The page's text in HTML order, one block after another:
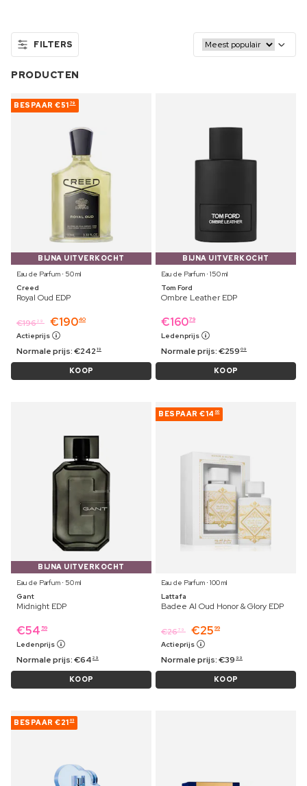
FILTERS
PRODUCTEN
BESPAAR €51 79
BIJNA UITVERKOCHT
Eau de Parfum ⋅ 50 ml
Creed
Royal Oud EDP
€19629 €19040
Actieprijs
Normale prijs:€242 19
KOOP
BIJNA UITVERKOCHT
Eau de Parfum ⋅ 150 ml
Tom Ford
Ombre Leather EDP
€16079
Ledenprijs
Normale prijs:€259 09
KOOP
BIJNA UITVERKOCHT
Eau de Parfum ⋅ 50 ml
Gant
Midnight EDP
€54 59
Ledenprijs
Normale prijs:€64 29
KOOP
BESPAAR €14 00
Eau de Parfum ⋅ 100 ml
Lattafa
Badee Al Oud Honor & Glory EDP
€2679 €25 99
Actieprijs
Normale prijs:€39 99
KOOP
BESPAAR €21 03